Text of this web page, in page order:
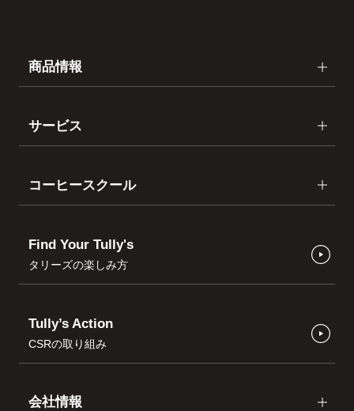
商品情報
サービス
コーヒースクール
Find Your Tully's
タリーズの楽しみ方
Tully’s Action
CSRの取り組み
会社情報